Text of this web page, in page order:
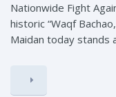
Nationwide Fight
historic “Waqf
Maidan today stands